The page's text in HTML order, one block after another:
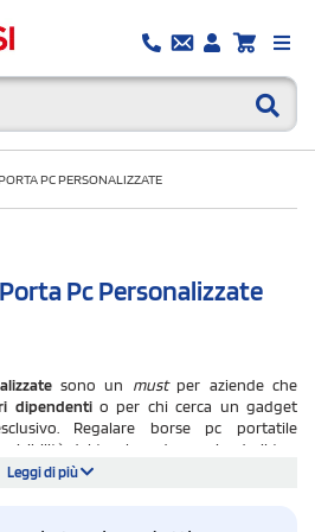
PC PERSONALIZZATE
Pc Personalizzate
sono un must per aziende che
dipendentio per chi cerca un gadget
Regalare borse pc portatile
visibilità del tuo brand, associando il tuo
ed funzionale, che ormai si ha sempre a
Leggi di più